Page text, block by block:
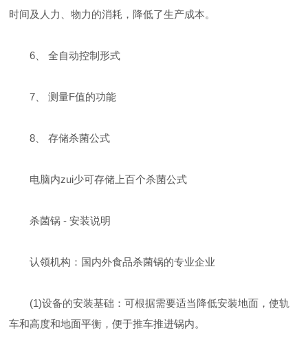
时间及人力、物力的消耗，降低了生产成本。
6、 全自动控制形式
7、 测量F值的功能
8、 存储杀菌公式
电脑内zui少可存储上百个杀菌公式
杀菌锅 - 安装说明
认领机构：国内外食品杀菌锅的专业企业
(1)设备的安装基础：可根据需要适当降低安装地面，使轨
车和高度和地面平衡，便于推车推进锅内。